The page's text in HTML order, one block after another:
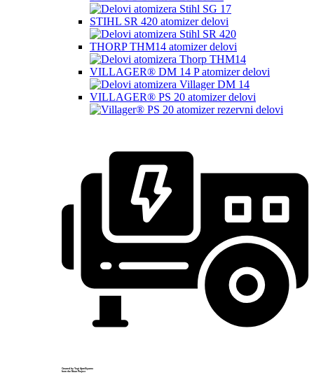
STIHL SR 420 atomizer delovi
THORP THM14 atomizer delovi
VILLAGER® DM 14 P atomizer delovi
VILLAGER® PS 20 atomizer delovi
Created by Yogi Aprelliyanto
from the Noun Project